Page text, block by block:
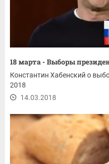
18 марта - Выборы
Константин Хабенский о
2018
14.03.2018